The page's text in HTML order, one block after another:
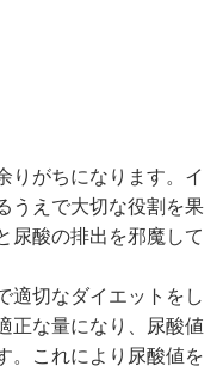
りがちになります。イ
うえで大切な役割を果
尿酸の排出を邪魔して
適切なダイエットをし
正な量になり、尿酸値
。これにより尿酸値を